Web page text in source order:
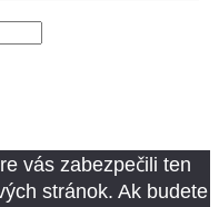
vás zabezpečili ten
stránok. Ak budete